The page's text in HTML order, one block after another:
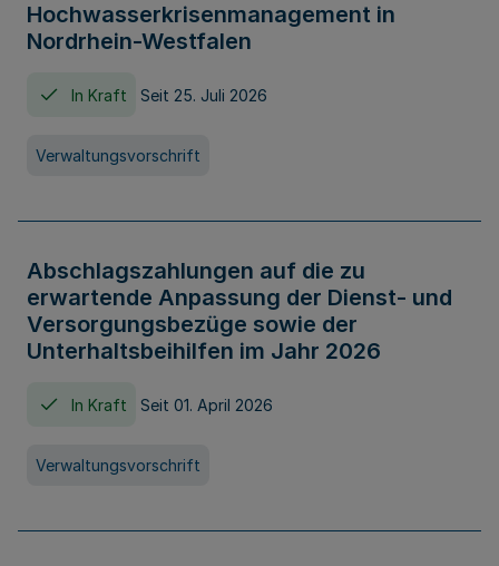
Hochwasserkrisenmanagement in
Nordrhein-Westfalen
In Kraft Seit 25. Juli 2026
Verwaltungsvorschrift
Abschlagszahlungen auf die zu
erwartende Anpassung der Dienst- und
Versorgungsbezüge sowie der
Unterhaltsbeihilfen im Jahr 2026
In Kraft Seit 01. April 2026
Verwaltungsvorschrift